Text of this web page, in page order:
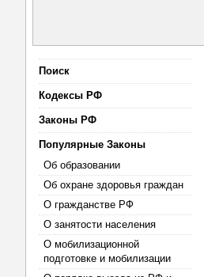
Поиск
Кодексы РФ
Законы РФ
Популярные Законы
Об образовании
Об охране здоровья граждан
О гражданстве РФ
О занятости населения
О мобилизационной
подготовке и мобилизации